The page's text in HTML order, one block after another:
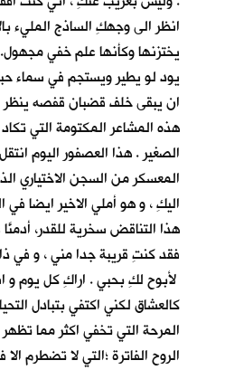
انظر الى وجهكِ الساذج المليء
يختزنها وكأنها علم خفي
يود لو يطير ويستجم في سماء
ان يبقى خلف قضبان قفصه ينظر
هذه المشاعر المكتومة التي
الصغير . هذا العصفور اليوم
المعسكر من السجن الاختياري
اليكِ ، و هو أملي الاخير ايضا
هذا التناقض سخرية للقدر،
فقد كنتِ قريبة جدا مني ، و في
لأبوح لكِ بحبي . اراكِ كل يوم و
كالعشاق لكني اكتفي بتبادل
المرحة التي تخفي اكثر مما
الروح الفاترة ؛التي لا تضطرم